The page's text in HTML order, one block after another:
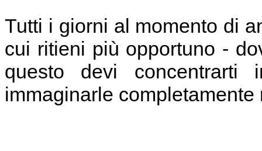
Tutti i giorni al momento di
cui ritieni più opportuno -
questo devi
immaginarle completamente